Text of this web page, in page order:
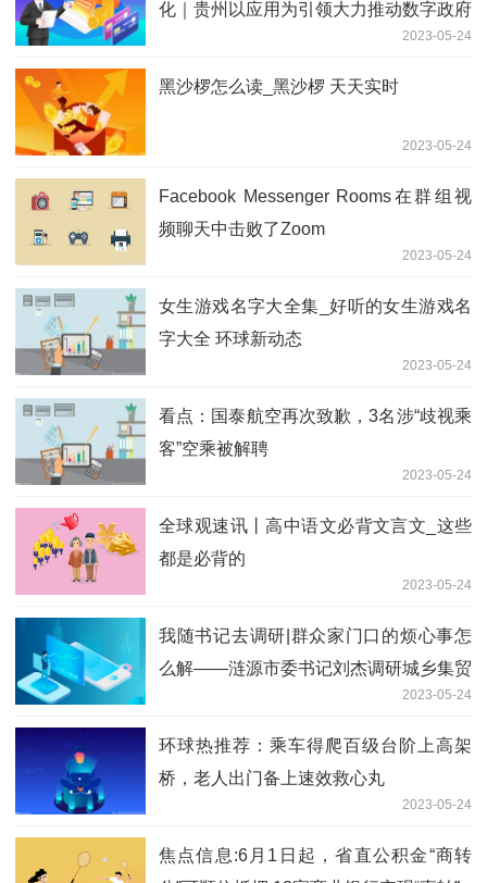
化｜贵州以应用为引领大力推动数字政府
2023-05-24
黑沙椤怎么读_黑沙椤 天天实时
2023-05-24
Facebook Messenger Rooms在群组视
频聊天中击败了Zoom
2023-05-24
女生游戏名字大全集_好听的女生游戏名
字大全 环球新动态
2023-05-24
看点：国泰航空再次致歉，3名涉“歧视乘
客”空乘被解聘
2023-05-24
全球观速讯丨高中语文必背文言文_这些
都是必背的
2023-05-24
我随书记去调研|群众家门口的烦心事怎
么解——涟源市委书记刘杰调研城乡集贸
2023-05-24
环球热推荐：乘车得爬百级台阶上高架
桥，老人出门备上速效救心丸
2023-05-24
焦点信息:6月1日起，省直公积金“商转